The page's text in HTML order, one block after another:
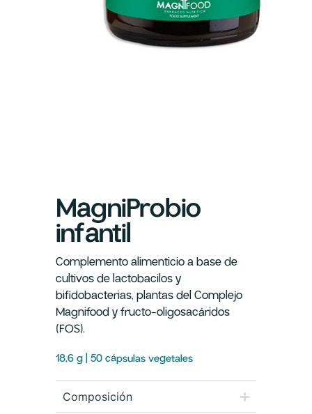
MagniProbio
infantil
Complemento alimenticio a base de
cultivos de lactobacilos y
bifidobacterias, plantas del Complejo
Magnifood y fructo-oligosacáridos
(FOS).
18,6 g | 50 cápsulas vegetales
Composición